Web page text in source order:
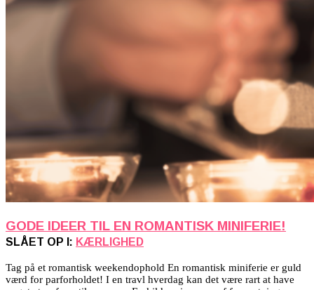
GODE IDEER TIL EN ROMANTISK MINIFERIE!
SLÅET OP I: KÆRLIGHED
Tag på et romantisk weekendophold En romantisk miniferie er guld
værd for parforholdet! I en travl hverdag kan det være rart at have